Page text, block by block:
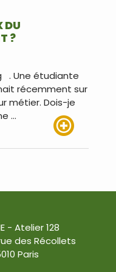
DU
?
. Une étudiante
récemment sur
métier. Dois-je
…
- Atelier 128
des Récollets
Paris